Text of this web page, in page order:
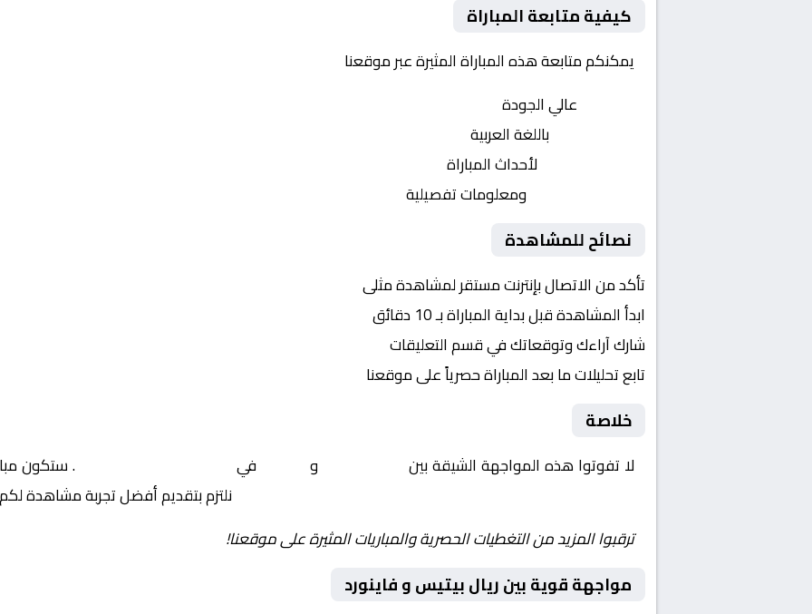
كيفية متابعة المباراة
يمكنكم متابعة هذه المباراة المثيرة عبر موقعنا
عالي الجودة
باللغة العربية
لأحداث المباراة
ومعلومات تفصيلية
نصائح للمشاهدة
تأكد من الاتصال بإنترنت مستقر لمشاهدة مثلى
ابدأ المشاهدة قبل بداية المباراة بـ 10 دقائق
شارك آراءك وتوقعاتك في قسم التعليقات
تابع تحليلات ما بعد المباراة حصرياً على موقعنا
خلاصة
لا تفوتوا هذه المواجهة الشيقة بين وفاينورد في
. ستكون
نلتزم بتقديم أفضل تجربة مشاهدة
ترقبوا المزيد من التغطيات الحصرية والمباريات المثيرة على موقعنا!
مواجهة قوية بين ريال بيتيس و فاينورد